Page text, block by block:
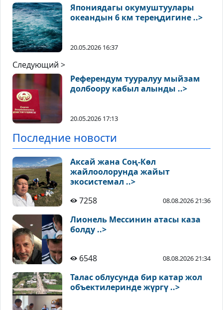
Япониядагы окумуштуулары
океандын 6 км тереңдигине ..>
20.05.2026 16:37
Следующий >
Референдум тууралуу мыйзам
долбоору кабыл алынды ..>
20.05.2026 17:13
Последние новости
Аксай жана Соң-Көл
жайлоолорунда жайыт
экосистемал ..>
7258
08.08.2026 21:36
Лионель Мессинин атасы каза
болду ..>
6548 08.08.2026 21:34
Талас облусунда бир катар жол
объектилеринде жүргү ..>